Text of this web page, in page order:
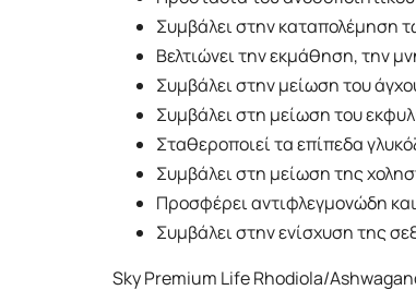
Συμβάλει στην καταπολέμηση
Βελτιώνει την εκμάθηση, την
Συμβάλει στην μείωση του
Συμβάλει στη μείωση του
Σταθεροποιεί τα επίπεδα
Συμβάλει στη μείωση της
Προσφέρει αντιφλεγμονώδη
Συμβάλει στην ενίσχυση της
Sky Premium ​Life Rhodiola/